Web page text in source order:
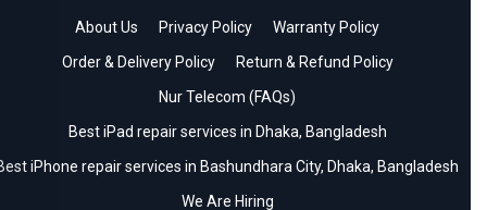
About Us Privacy Policy
Warranty Policy
Order & Delivery Policy
Return & Refund Policy
Nur Telecom (FAQs)
Best iPad repair services in Dhaka, Bangladesh
iPhone repair services in Bashundhara City, Dhaka, Bangladesh
We Are Hiring